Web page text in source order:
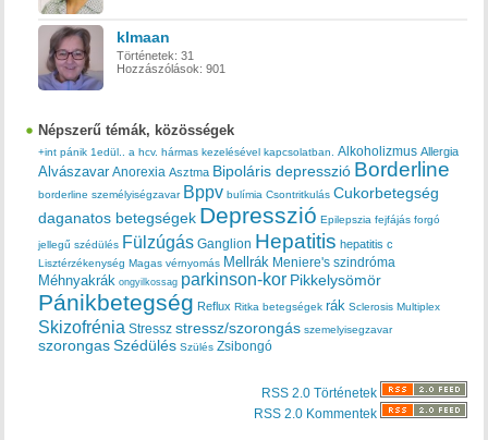
klmaan
Történetek: 31
Hozzászólások: 901
Népszerű témák, közösségek
+int pánik 1edül.. a hcv. hármas kezelésével kapcsolatban. Alkoholizmus Allergia
Alvászavar Anorexia Asztma Bipoláris depresszió Borderline
borderline személyiségzavar Bppv bulímia Csontritkulás Cukorbetegség
daganatos betegségek Depresszió Epilepszia fejfájás forgó
jellegű szédülés Fülzúgás Ganglion Hepatitis hepatitis c
Lisztérzékenység Magas vérnyomás Mellrák Meniere's szindróma
Méhnyakrák ongyilkossag parkinson-kor Pikkelysömör
Pánikbetegség Reflux Ritka betegségek rák Sclerosis Multiplex
Skizofrénia Stressz stressz/szorongás szemelyisegzavar
szorongas Szédülés Szülés Zsibongó
RSS 2.0 Történetek
RSS 2.0 Kommentek